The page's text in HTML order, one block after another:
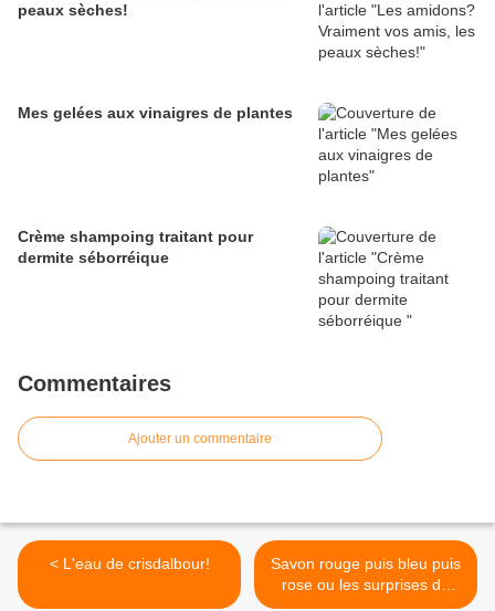
peaux sèches!
Mes gelées aux vinaigres de plantes
Crème shampoing traitant pour
dermite séborréique
Commentaires
Ajouter un commentaire
< L'eau de crisdalbour!
Savon rouge puis bleu puis
rose ou les surprises du
végétal et de la soude!!!! >